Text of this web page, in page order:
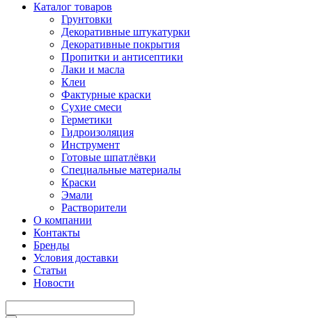
Каталог товаров
Грунтовки
Декоративные штукатурки
Декоративные покрытия
Пропитки и антисептики
Лаки и масла
Клеи
Фактурные краски
Сухие смеси
Герметики
Гидроизоляция
Инструмент
Готовые шпатлёвки
Специальные материалы
Краски
Эмали
Растворители
О компании
Контакты
Бренды
Условия доставки
Статьи
Новости